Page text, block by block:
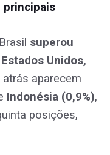
principais
superou
Unidos,
atrás aparecem
Indonésia (0,9%),
posições,